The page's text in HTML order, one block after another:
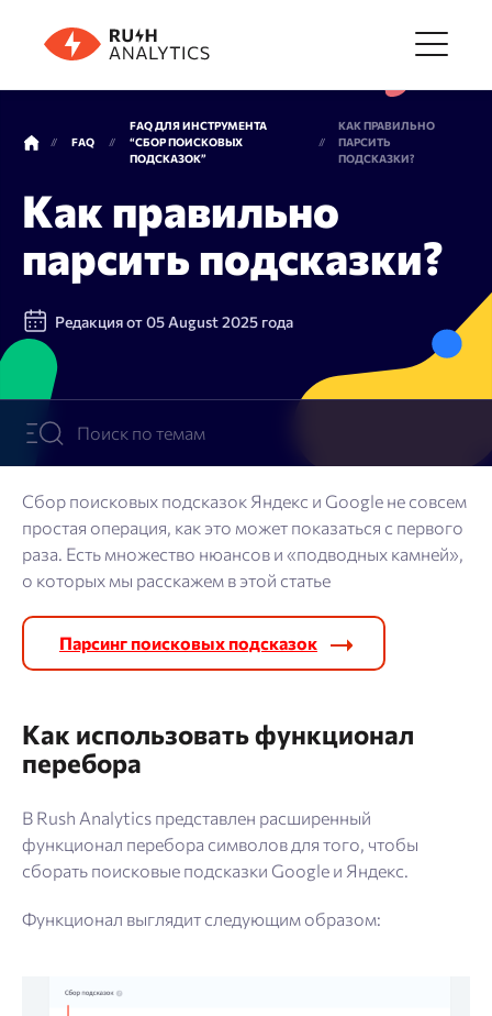
Инструменты
FAQ
Цены
О компании
Блог
SEO продвижение
Войти Попробовать бесплатно
FAQ
FAQ ДЛЯ ИНСТРУМЕНТА
“СБОР ПОИСКОВЫХ
ПОДСКАЗОК”
КАК ПРАВИЛЬНО
ПАРСИТЬ
ПОДСКАЗКИ?
Как правильно
парсить подсказки?
Редакция от 05 August 2025 года
Cбор поисковых подсказок Яндекс и Google не совсем
простая операция, как это может показаться с первого
раза. Есть множество нюансов и «подводных камней»,
о которых мы расскажем в этой статье
Парсинг поисковых подсказок
Как использовать функционал
перебора
В Rush Analytics представлен расширенный
функционал перебора символов для того, чтобы
сборать поисковые подсказки Google и Яндекс.
Функционал выглядит следующим образом: